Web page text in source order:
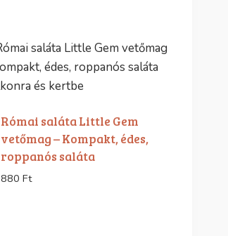
Római saláta Little Gem
vetőmag – Kompakt, édes,
roppanós saláta
880 Ft